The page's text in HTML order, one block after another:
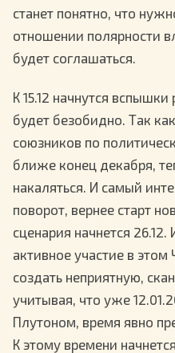
станет понятно, что
отношении полярности
будет соглашаться.
К 15.12 начнутся
будет безобидно. Так
союзников по
ближе конец декабря,
накаляться. И самый
поворот, вернее старт
сценария начнется
активное участие в
создать неприятную,
учитывая, что уже
Плутоном, время явно
К этому времени